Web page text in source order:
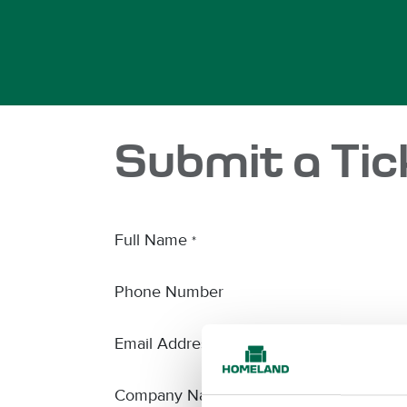
Submit a
Full Name *
Phone Number
Email Address
Company Name